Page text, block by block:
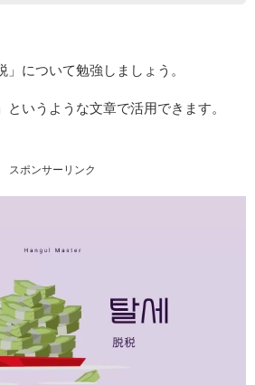
について勉強しましょう。
というような文章で活用できます。
スポンサーリンク